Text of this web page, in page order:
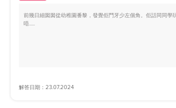
前幾日細囡囡從幼稚園番黎，發覺佢門牙少左個角。佢話同同學
唔.....
解答日期：23.07.2024